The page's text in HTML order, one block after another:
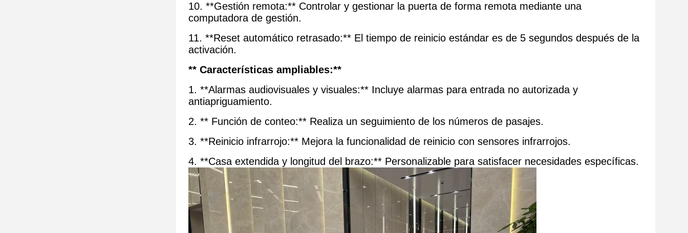
10. **Gestión remota:** Controlar y gestionar la puerta de forma remota mediante una
computadora de gestión.
11. **Reset automático retrasado:** El tiempo de reinicio estándar es de 5 segundos después de la
activación.
** Características ampliables:**
1. **Alarmas audiovisuales y visuales:** Incluye alarmas para entrada no autorizada y
antiapriguamiento.
2. ** Función de conteo:** Realiza un seguimiento de los números de pasajes.
3. **Reinicio infrarrojo:** Mejora la funcionalidad de reinicio con sensores infrarrojos.
4. **Casa extendida y longitud del brazo:** Personalizable para satisfacer necesidades específicas.